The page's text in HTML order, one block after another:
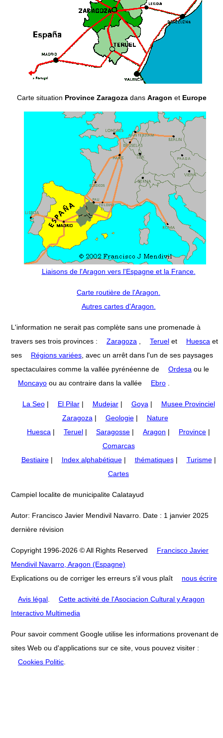
Carte situation Province Zaragozadans Aragon et Europe
Liaisons de l'Aragon vers l'Espagne et la France.
Carte routière de l'Aragon.
Autres cartes d'Aragon.
L'information ne serait pas complète sans une promenade à
travers ses trois provinces :
Zaragoza Teruel et Huesca et
ses
Régions variées , avec un arrêt dans l'un de ses paysages
spectaculaires comme la vallée pyrénéenne de
Ordesa ou le
Moncayo ou au contraire dans la vallée Ebro
La Seo| El Pilar| Mudejar| Goya |
Musee Provinciel
Zaragoza | Geologie|
Nature
Huesca | Teruel | Saragosse | Aragon | Province |
Comarcas
Bestiaire| Index alphabétique| thématiques| Turisme|
Cartes
Campiel localite de municipalite Calatayud
Autor: Francisco Javier Mendivil Navarro. Date : 1 janvier 2025
dernière révision
Copyright 1996-2026 © All Rights Reserved
Francisco Javier
Mendivil Navarro, Aragon (Espagne)
Explications ou de corriger les erreurs s'il vous plaît
nous écrire
Avis légal
Cette activité de l'Asociacion Cultural y Aragon
Interactivo Multimedia
Pour savoir comment Google utilise les informations provenant de
sites Web ou d'applications sur ce site, vous pouvez visiter :
Cookies Politic